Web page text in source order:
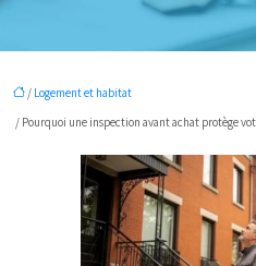
/ Logement et habitat
/ Pourquoi une inspection avant achat protège